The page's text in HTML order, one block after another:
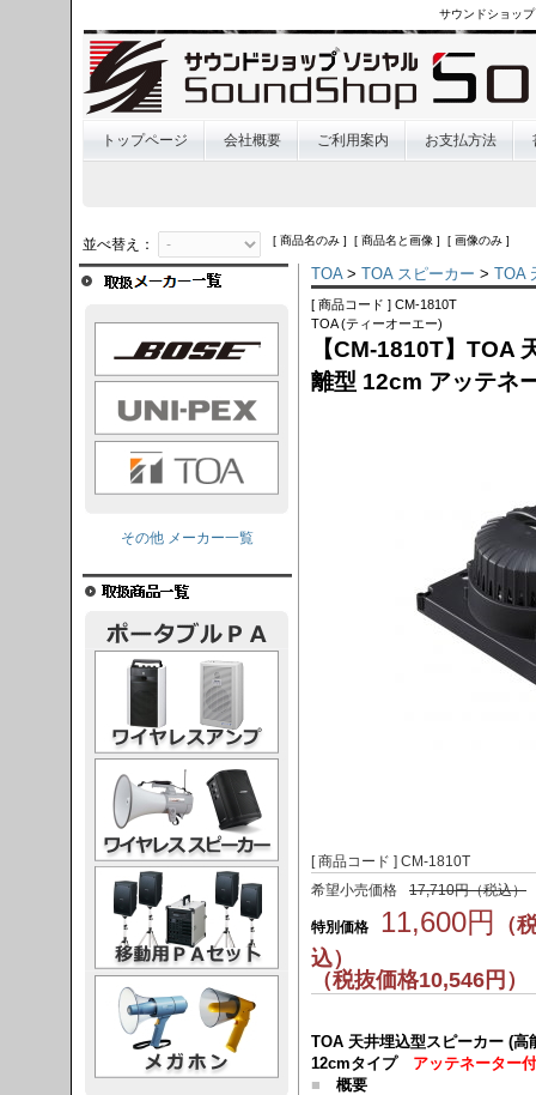
サウンドショッ
トップページ 会社概要 ご利用案内 お支払方法
並べ替え： [ 商品名のみ ] [ 商品名と画像 ] [ 画像のみ ]
TOA> TOA スピーカー > TOA
[ 商品コード ] CM-1810T
TOA (ティーオーエー)
【CM-1810T】TOA
離型 12cm アッテネ
[ 商品コード ] CM-1810T
希望小売価格
17,710円（税込）
特別価格 11,600円 （
込）
（税抜価格10,546円）
TOA 天井埋込型スピーカー (
12cmタイプ アッテネーター付
■ 概要
その他 メーカー一覧